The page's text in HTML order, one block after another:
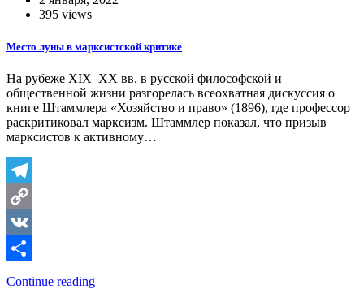
395 views
Место луны в марксистской критике
На рубеже XIX–XX вв. в русской философской и
общественной жизни разгорелась всеохватная дискуссия о
книге Штаммлера «Хозяйство и право» (1896), где профессор
раскритиковал марксизм. Штаммлер показал, что призыв
марксистов к активному…
Telegram
Copy
Link
VK
Отправить
Continue reading